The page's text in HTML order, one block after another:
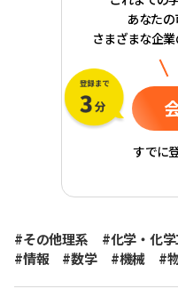
あなたの
さまざまな企業
すでに
#その他理系 #化学・化
#情報
#数学 #機械 #